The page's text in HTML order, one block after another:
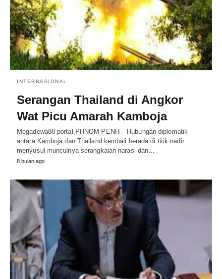
INTERNASIONAL
Serangan Thailand di Angkor
Wat Picu Amarah Kamboja
Megadewa88 portal,PHNOM PENH – Hubungan diplomatik
antara Kamboja dan Thailand kembali berada di titik nadir
menyusul munculnya serangkaian narasi dan…
8 bulan ago